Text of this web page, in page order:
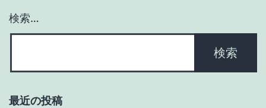
ョ
検索…
最近の投稿